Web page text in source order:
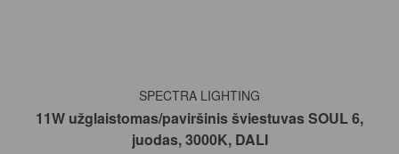
Į KREPŠELĮ
SPECTRA LIGHTING
11W užglaistomas/paviršinis šviestuvas SOUL 6,
juodas, 3000K, DALI